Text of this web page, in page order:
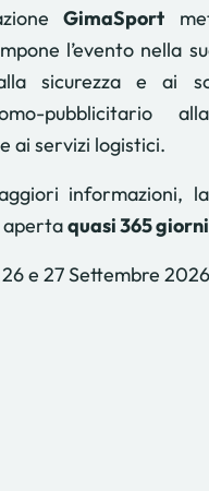
GimaSport
l’evento nella
sicurezza e ai
pubblicitario
ai servizi logistici.
informazioni,
apertaquasi 365
e 27 Settembre